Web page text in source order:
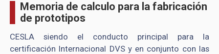
Memoria de calculo para la fabricación
de prototipos
CESLA siendo el conducto principal para la
certificación Internacional DVS y en conjunto con las